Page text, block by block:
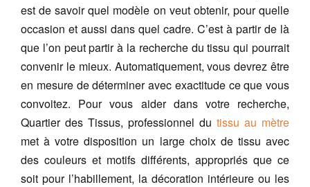
est de savoir quel modèle on veut obtenir, pour quelle
occasion et aussi dans quel cadre. C’est à partir de là
que l’on peut partir à la recherche du tissu qui pourrait
convenir le mieux. Automatiquement, vous devrez être
en mesure de déterminer avec exactitude ce que vous
convoitez. Pour vous aider dans votre recherche,
Quartier des Tissus, professionnel du tissu au mètre
met à votre disposition un large choix de tissu avec
des couleurs et motifs différents, appropriés que ce
soit pour l’habillement, la décoration intérieure ou les